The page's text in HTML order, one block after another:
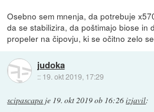
Osebno sem mnenja, da potrebuje
da se stabilizira, da poštimajo biose in
propeler na čipovju, ki se očitno zelo
judoka
:: 19. okt 2019, 17:29
scipascapa je 19. okt 2019 ob 16:26izjavil: